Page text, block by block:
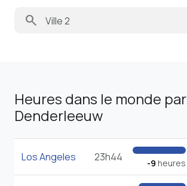
search
Heures dans le monde
Denderleeuw
Los Angeles 23h44 -9 heures